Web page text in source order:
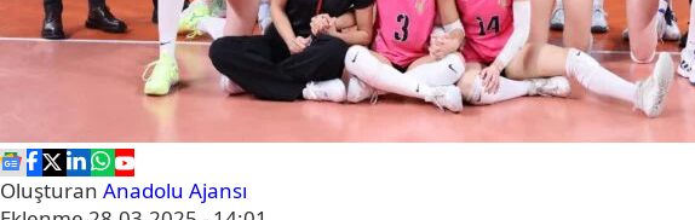
Oluşturan Anadolu Ajansı